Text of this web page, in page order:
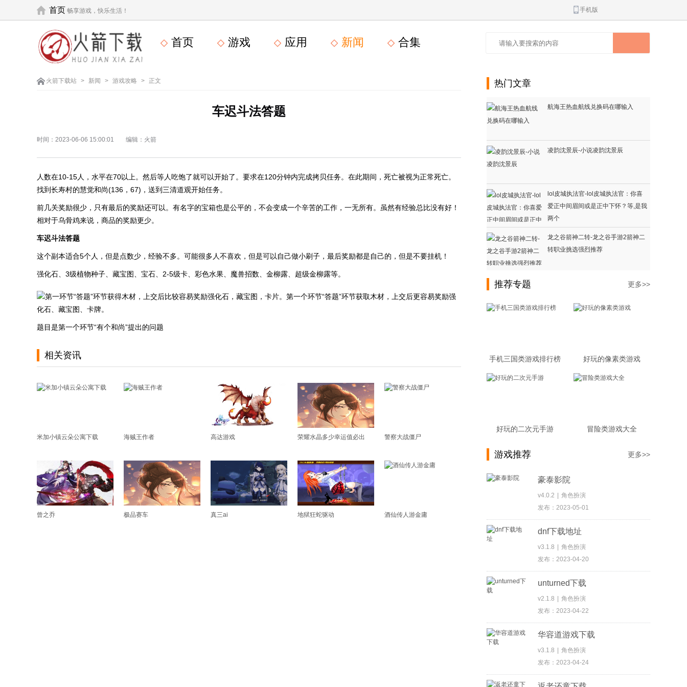
首页 畅享游戏，快乐生活！ 手机版
首页 游戏 应用 新闻 合集
火箭下载站 > 新闻 > 游戏攻略 > 正文
车迟斗法答题
时间：2023-06-06 15:00:01 编辑：火箭
人数在10-15人，水平在70以上。然后等人吃饱了就可以开始了。要求在120分钟内完成拷贝任务。在此期间，死亡被视为正常死亡。
找到长寿村的慧觉和尚(136，67)，送到三清道观开始任务。
前几关奖励很少，只有最后的奖励还可以。有名字的宝箱也是公平的，不会变成一个辛苦的工作，一无所有。虽然有经验总比没有好！
相对于乌骨鸡来说，商品的奖励更少。
车迟斗法答题
这个副本适合5个人，但是点数少，经验不多。可能很多人不喜欢，但是可以自己做小刷子，最后奖励都是自己的，但是不要挂机！
强化石、3级植物种子、藏宝图、宝石、2-5级卡、彩色水果、魔兽招数、金柳露、超级金柳露等。
第一环节“答题”环节获得木材，上交后比较容易奖励强化石，藏宝图，卡片。第一个环节“答题”环节获取木材，上交后更容易奖励强
化石、藏宝图、卡牌。
题目是第一个环节“有个和尚”提出的问题
相关资讯
米加小镇云朵公寓下载 海贼王作者 高达游戏 荣耀水晶多少幸运值必出 警察大战僵尸
曾之乔 极品赛车 真三ai 地狱狂蛇驱动 酒仙传人游金庸
热门文章
航海王热血航线兑换码在哪输入
凌韵沈景辰-小说凌韵沈景辰
lol皮城执法官-lol皮城执法官：你喜
爱正中间眉间或是正中下怀？等,是我
两个
龙之谷箭神二转-龙之谷手游2箭神二
转职业挑选强烈推荐
推荐专题 更多>>
手机三国类游戏排行榜 好玩的像素类游戏
好玩的二次元手游 冒险类游戏大全
游戏推荐 更多>>
豪泰影院
v4.0.2
角色扮演
发布：2023-05-01
dnf下载地址
v3.1.8
角色扮演
发布：2023-04-20
unturned下载
v2.1.8
角色扮演
发布：2023-04-22
华容道游戏下载
v3.1.8
角色扮演
发布：2023-04-24